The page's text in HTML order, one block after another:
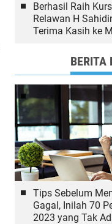
Berhasil Raih
Relawan H
Terima Kasih ke
BERITA
Tips Sebelum
Gagal, Inilah 70
2023 yang Tak